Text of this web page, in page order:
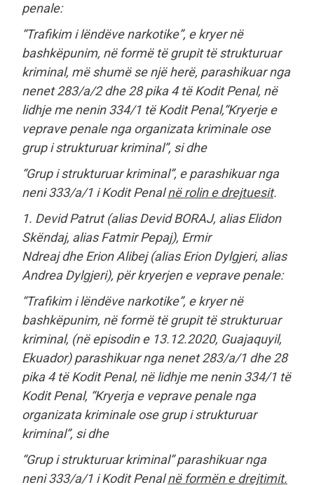
penale:
“Trafikim i lëndëve narkotike”, e kryer në
bashkëpunim, në formë të grupit të strukturuar
kriminal, më shumë se një herë, parashikuar nga
nenet 283/a/2 dhe 28 pika 4 të Kodit Penal, në
lidhje me nenin 334/1 të Kodit Penal,“Kryerje e
veprave penale nga organizata kriminale ose
grup i strukturuar kriminal”, si dhe
“Grup i strukturuar kriminal”, e parashikuar nga
neni 333/a/1 i Kodit Penalnë rolin e drejtuesit.
1. Devid Patrut (alias Devid BORAJ, alias Elidon
Skëndaj, alias Fatmir Pepaj), Ermir
Ndreaj dhe Erion Alibej (alias Erion Dylgjeri, alias
Andrea Dylgjeri), për kryerjen e veprave penale:
“Trafikim i lëndëve narkotike”, e kryer në
bashkëpunim, në formë të grupit të strukturuar
kriminal, (në episodin e 13.12.2020, Guajaquyil,
Ekuador) parashikuar nga nenet 283/a/1 dhe 28
pika 4 të Kodit Penal, në lidhje me nenin 334/1 të
Kodit Penal, “Kryerja e veprave penale nga
organizata kriminale ose grup i strukturuar
kriminal”, si dhe
“Grup i strukturuar kriminal” parashikuar nga
neni 333/a/1 i Kodit Penalnë formën e drejtimit.